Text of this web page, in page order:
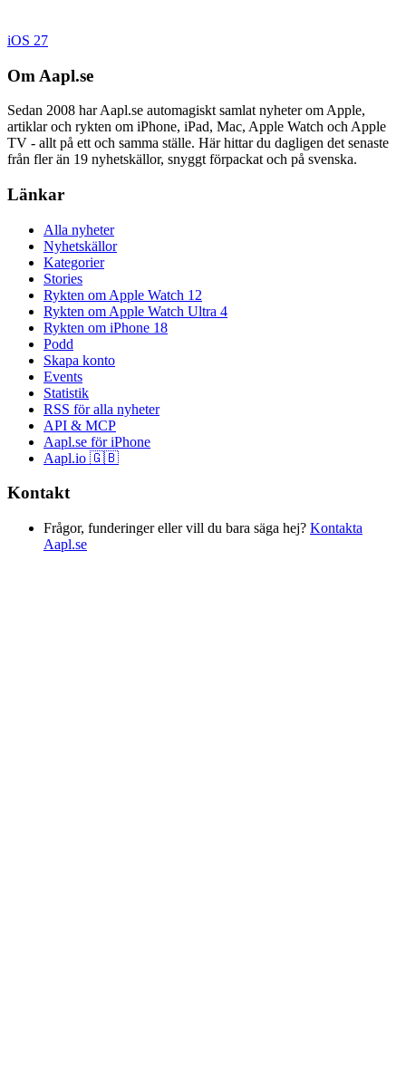
iOS 27
Om Aapl.se
Sedan 2008 har Aapl.se automagiskt samlat nyheter om Apple,
artiklar och rykten om iPhone, iPad, Mac, Apple Watch och Apple
TV - allt på ett och samma ställe. Här hittar du dagligen det senaste
från fler än 19 nyhetskällor, snyggt förpackat och på svenska.
Länkar
Alla nyheter
Nyhetskällor
Kategorier
Stories
Rykten om Apple Watch 12
Rykten om Apple Watch Ultra 4
Rykten om iPhone 18
Podd
Skapa konto
Events
Statistik
RSS för alla nyheter
API & MCP
Aapl.se för iPhone
Aapl.io 🇬🇧
Kontakt
Frågor, funderinger eller vill du bara säga hej? Kontakta
Aapl.se